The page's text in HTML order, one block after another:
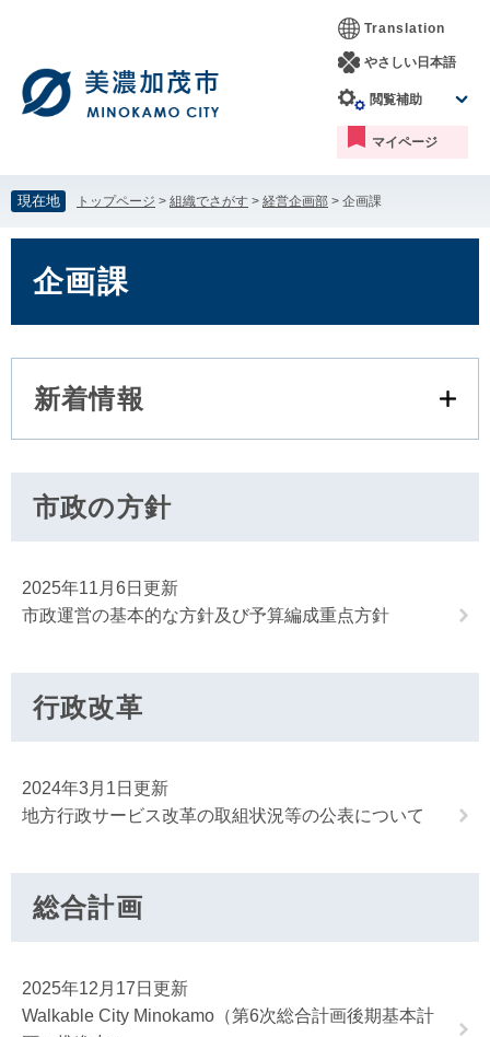
す。
し
て
本
文
Translation
やさしい日本語
閲覧補助
マイページ
現在地 トップページ > 組織でさがす > 経営企画部 > 企画課
企画課
新着情報
市政の方針
2025年11月6日更新
市政運営の基本的な方針及び予算編成重点方針
行政改革
2024年3月1日更新
地方行政サービス改革の取組状況等の公表について
総合計画
2025年12月17日更新
Walkable City Minokamo（第6次総合計画後期基本計